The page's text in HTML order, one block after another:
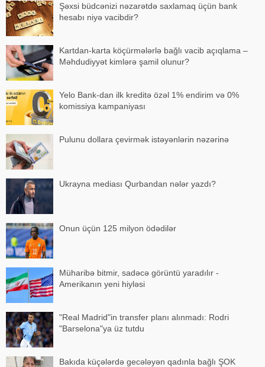
Şəxsi büdcənizi nəzarətdə saxlamaq üçün bank
hesabı niyə vacibdir?
Kartdan-karta köçürmələrlə bağlı vacib açıqlama –
Məhdudiyyət kimlərə şamil olunur?
Yelo Bank-dan ilk kreditə özəl 1% endirim və 0%
komissiya kampaniyası
Pulunu dollara çevirmək istəyənlərin nəzərinə
Ukrayna mediası Qurbandan nələr yazdı?
Onun üçün 125 milyon ödədilər
Müharibə bitmir, sadəcə görüntü yaradılır -
Amerikanın yeni hiyləsi
"Real Madrid"in transfer planı alınmadı: Rodri
"Barselona"ya üz tutdu
Bakıda küçələrdə gecələyən qadınla bağlı ŞOK